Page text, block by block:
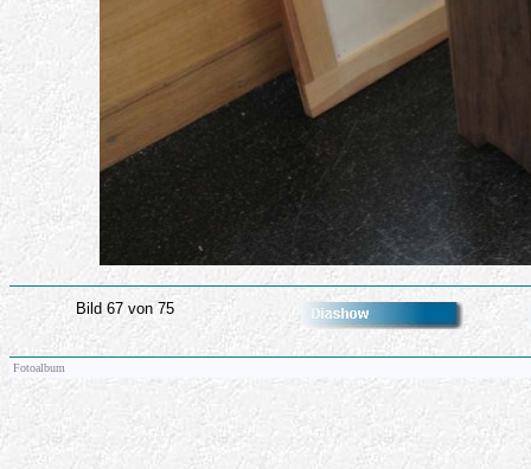
Bild 67 von 75
Fotoalbum